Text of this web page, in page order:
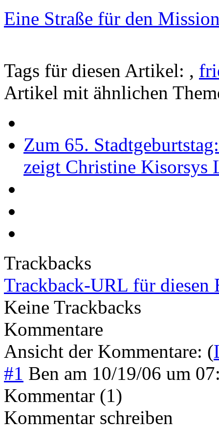
Eine Straße für den
Tags für diesen Artikel: ,
Artikel mit ähnlichen
Zum 65.
zeigt Christine Kisorsys
Trackbacks
Trackback-URL für diesen
Keine Trackbacks
Kommentare
Ansicht der Kommentare: (
#1 Ben am 10/19/06 um
Kommentar (1)
Kommentar schreiben